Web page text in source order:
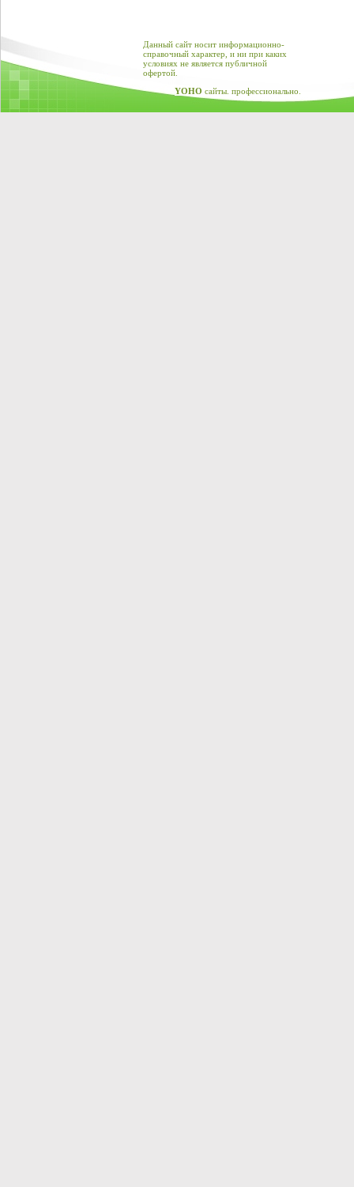
Данный сайт носит информационно-
справочный характер, и ни при каких
условиях не является публичной
офертой.
YOHO сайты. профессионально.